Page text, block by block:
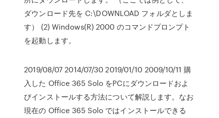
ダウンロード先を C:\DOWNLOAD フォルダとしま
す） (2) Windows(R) 2000 のコマンドプロンプト
を起動します。
2019/08/07 2014/07/30 2019/01/10 2009/10/11 購
入した Office 365 Solo をPCにダウンロードおよ
びインストールする方法について解説します。なお
現在の Office 365 Solo ではインストールできる